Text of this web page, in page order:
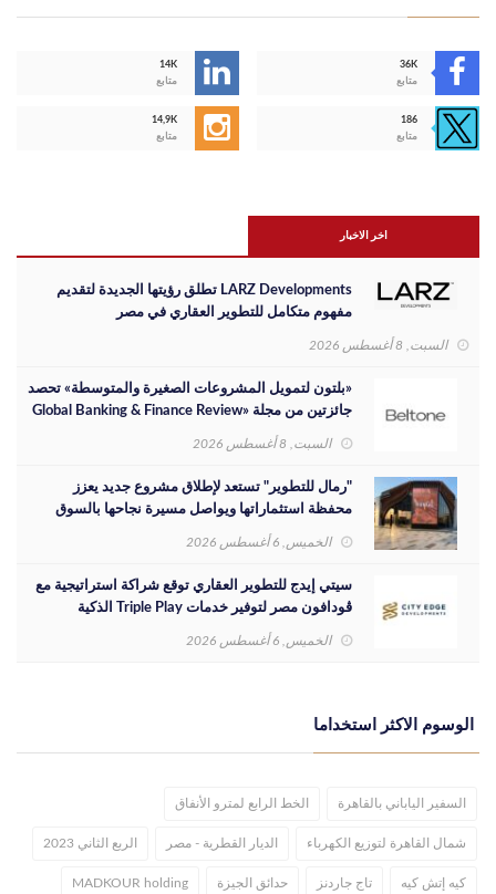
14K
متابع
36K
متابع
14,9K
متابع
186
متابع
اخر الاخبار
LARZ Developments تطلق رؤيتها الجديدة لتقديم
مفهوم متكامل للتطوير العقاري في مصر
السبت, 8 أغسطس 2026
«بلتون لتمويل المشروعات الصغيرة والمتوسطة» تحصد
جائزتين من مجلة «Global Banking & Finance Review
السبت, 8 أغسطس 2026
"رمال للتطوير" تستعد لإطلاق مشروع جديد يعزز
محفظة استثماراتها ويواصل مسيرة نجاحها بالسوق
الخميس, 6 أغسطس 2026
سيتي إيدج للتطوير العقاري توقع شراكة استراتيجية مع
ڤودافون مصر لتوفير خدمات Triple Play الذكية
بمشروع داون تاون بمدينة العلمين الجديدة
الخميس, 6 أغسطس 2026
الوسوم الاكثر استخداما
السفير الياباني بالقاهرة الخط الرابع لمترو الأنفاق
شمال القاهرة لتوزيع الكهرباء الديار القطرية - مصر الربع الثاني 2023
كيه إتش كيه تاج جاردنز حدائق الجيزة MADKOUR holding